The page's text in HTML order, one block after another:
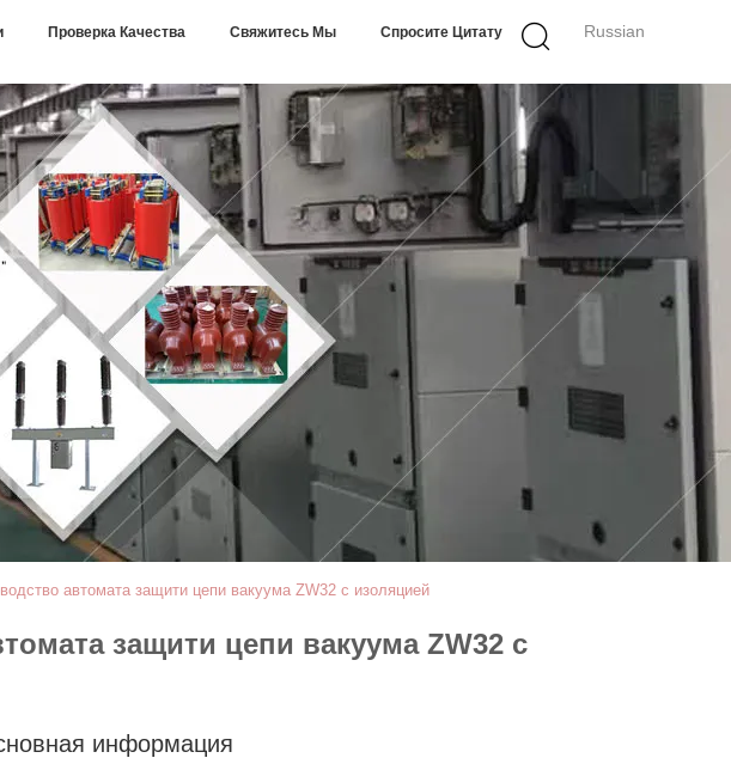
Russian
Проверка Качества Свяжитесь Мы Спросите Цитату
автомата защити цепи вакуума ZW32 с изоляцией
защити цепи вакуума ZW32 с
информация